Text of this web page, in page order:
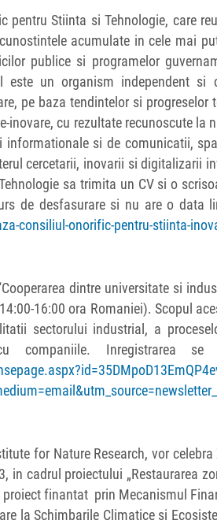
Stiinta si Tehnologie, care
acumulate in cele mai
publice si programelor
un organism independent si
pe baza tendintelor si progreselor
cu rezultate recunoscute la
si de comunicatii,
cercetarii, inovarii si digitalizarii
sa trimita un CV si o
de desfasurare si nu are o data
consiliul-onorific-pentru-stiinta-
dintre universitate si
16:00 ora Romaniei). Scopul
sectorului industrial, a
Inregistrarea
for Nature Research, vor
in cadrul proiectului „Restaurarea
proiect finantat prin Mecanismul
la Schimbarile Climatice si